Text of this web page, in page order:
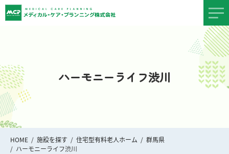
ハーモニーライフ渋川
HOME 施設を探す 住宅型有料老人ホーム
群馬県
ハーモニーライフ渋川